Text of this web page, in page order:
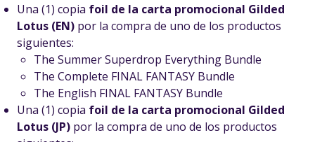
Una (1) copia foil de la carta promocional Gilded
Lotus (EN) por la compra de uno de los productos
siguientes:
The Summer Superdrop Everything Bundle
The Complete FINAL FANTASY Bundle
The English FINAL FANTASY Bundle
Una (1) copia foil de la carta promocional Gilded
Lotus (JP) por la compra de uno de los productos